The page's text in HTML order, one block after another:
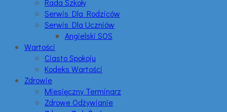
Rada Szkoły
Serwis Dla Rodziców
Serwis Dla Uczniów
Angielski SOS
Wartości
Ciasto Spokoju
Kodeks Wartości
Zdrowie
Miesięczny Terminarz
Zdrowe Odżywianie